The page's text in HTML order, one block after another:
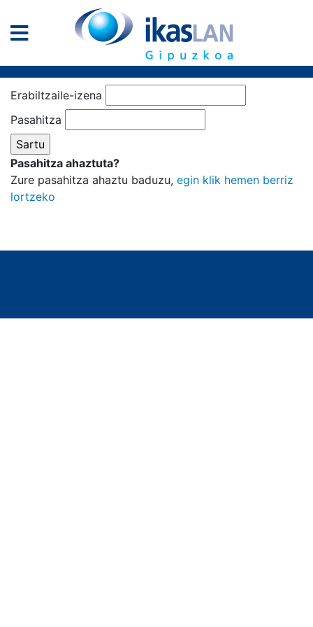
Erabiltzaile-izena
Pasahitza
Pasahitza ahaztuta?
Zure pasahitza ahaztu baduzu, egin klik hemen berriz
lortzeko